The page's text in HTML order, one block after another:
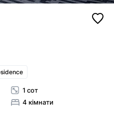
1 сот
4 кімнати